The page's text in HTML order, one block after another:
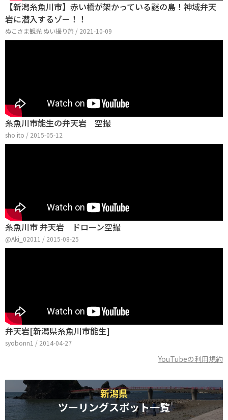
【新潟糸魚川市】赤い橋が架かっている謎の島！神域弁天
岩に潜入するゾー！！
ぬこさま観光 ぬい撮り旅 / 2021-10-09
糸魚川市能生の弁天岩 空撮
sho ito / 2015-05-12
糸魚川市 弁天岩 ドローン空撮
@Aki_02011 / 2015-08-25
弁天岩[新潟県糸魚川市能生]
syobonn1 / 2014-04-27
YouTubeの利用規約
新潟県
ツーリングスポット一覧